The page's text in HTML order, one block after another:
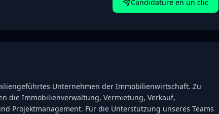
Candidature en un clic
Unternehmen der Immobilienwirtschaft. Zu
die Immobilienverwaltung, Vermietung, Verkauf,
Projektmanagement. Für die Unterstützung unseres Teams